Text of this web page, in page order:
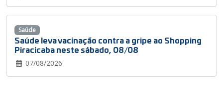
Saúde leva vacinação contra a gripe ao Shopping
Piracicaba neste sábado, 08/08
07/08/2026
Saúde